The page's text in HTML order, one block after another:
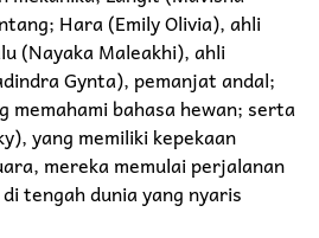
Hara (Emily Olivia), ahli
(Nayaka Maleakhi), ahli
Gynta), pemanjat andal;
memahami bahasa hewan; serta
yang memiliki kepekaan
mereka memulai perjalanan
tengah dunia yang nyaris